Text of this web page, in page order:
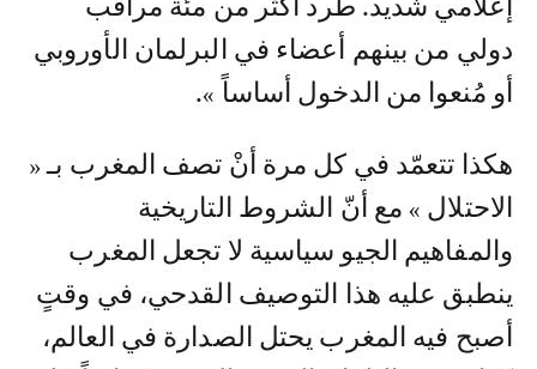
إعلامي شديد. طُرد أكثر من مئة مراقب
دولي من بينهم أعضاء في البرلمان الأوروبي
أو مُنعوا من الدخول أساساً ».
هكذا تتعمّد في كل مرة أنْ تصف المغرب بـ «
الاحتلال » مع أنّ الشروط التاريخية
والمفاهيم الجيو سياسية لا تجعل المغرب
ينطبق عليه هذا التوصيف القدحي، في وقتٍ
أصبح فيه المغرب يحتل الصدارة في العالم،